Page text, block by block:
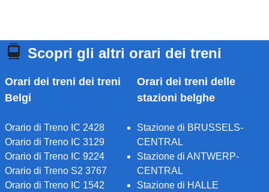
Scopri gli altri orari dei treni
Orari dei treni dei treni
Belgi
Orario di Treno IC 2428
Orario di Treno IC 3129
Orario di Treno IC 9224
Orario di Treno S2 3767
Orario di Treno IC 1542
Orari dei treni delle
stazioni belghe
Stazione di BRUSSELS-
CENTRAL
Stazione di ANTWERP-
CENTRAL
Stazione di HALLE